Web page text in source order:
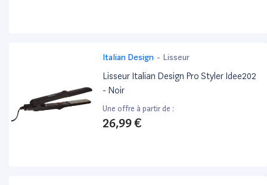
Italian Design - Lisseur
Lisseur Italian Design Pro Styler Idee202
- Noir
Une offre à partir de :
26,99 €